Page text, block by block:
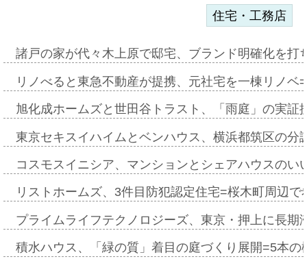
住宅・工務店
諸戸の家が代々木上原で邸宅、ブランド明確化を
リノべると東急不動産が提携、元社宅を一棟リノ
旭化成ホームズと世田谷トラスト、「雨庭」の実
東京セキスイハイムとベンハウス、横浜都筑区の
コスモスイニシア、マンションとシェアハウスの
リストホームズ、3件目防犯認定住宅=桜木町周辺
プライムライフテクノロジーズ、東京・押上に長
積水ハウス、「緑の質」着目の庭づくり展開=5本